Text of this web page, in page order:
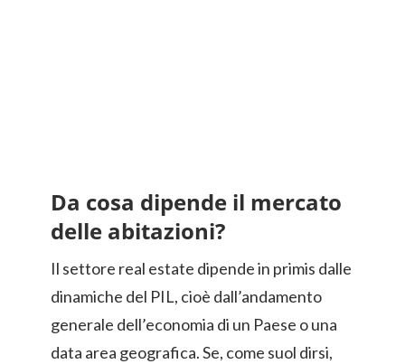
Da cosa dipende il mercato
delle abitazioni?
Il settore real estate dipende in primis dalle
dinamiche del PIL, cioè dall’andamento
generale dell’economia di un Paese o una
data area geografica. Se, come suol dirsi,